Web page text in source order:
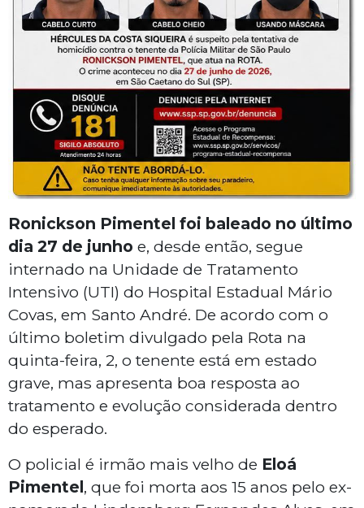
Ronickson Pimentel foi baleado no último
dia 27 de junho e, desde então, segue
internado na Unidade de Tratamento
Intensivo (UTI) do Hospital Estadual Mário
Covas, em Santo André. De acordo com o
último boletim divulgado pela Rota na
quinta-feira, 2, o tenente está em estado
grave, mas apresenta boa resposta ao
tratamento e evolução considerada dentro
do esperado.
O policial é irmão mais velho de Eloá
Pimentel, que foi morta aos 15 anos pelo ex-